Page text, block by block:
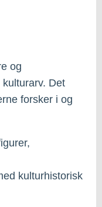
og
Det
forsker i og
kulturhistorisk